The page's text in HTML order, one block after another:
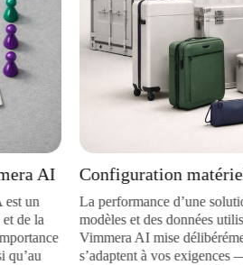
Configuration matérielle
La performance d’une solution d’IA
modèles et des données utilisés,
VimmeraAImise délibérément sur
s’adaptent à vos exigences — et non